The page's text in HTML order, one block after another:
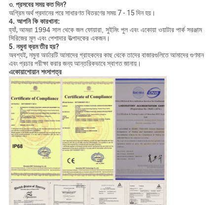
৩. প্রসবের সময় কত দিন?
অগ্রিম অর্থ প্রদানের পরে সাধারণত বিতরণের সময় 7 - 15 দিন হয়।
4. আপনি কি কারখানা:
হ্যাঁ, আমরা 1994 সাল থেকে জল ফোয়ারা, সুইমিং পুল এবং একোয়া ওয়াটার পার্ক সরঞ্জাম
সিরিজের মূল এবং পেশাদার উত্পাদকের একজন।
5. নমুনা ক্রম তীর হয়?
অবশ্যই, নমুনা অর্ডারটি আমাদের গ্রাহকদের কাছ থেকে তাদের বাজারগুলিতে আমাদের গুণমান
এবং প্রচার পরীক্ষা করার জন্য আন্তরিকভাবে স্বাগত জানায়।
একোয়াশোয়ান শংসাপত্র